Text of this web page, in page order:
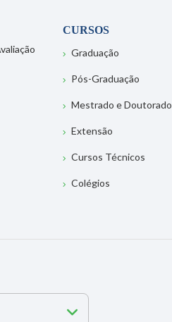
CURSOS
Graduação
Pós-Graduação
Mestrado e Doutorado
Extensão
Cursos Técnicos
Colégios